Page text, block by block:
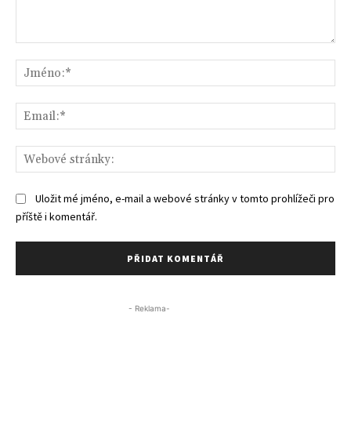
Uložit mé jméno, e-mail a webové stránky v tomto prohlížeči pro
příště i komentář.
- Reklama-